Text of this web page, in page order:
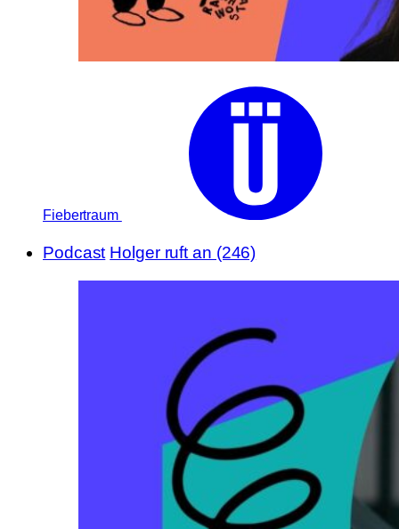
Fiebertraum
Podcast Holger ruft an (246)